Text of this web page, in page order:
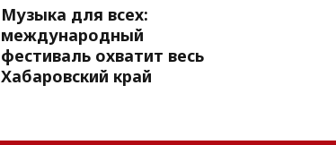
Музыка для всех:
международный
фестиваль охватит весь
Хабаровский край